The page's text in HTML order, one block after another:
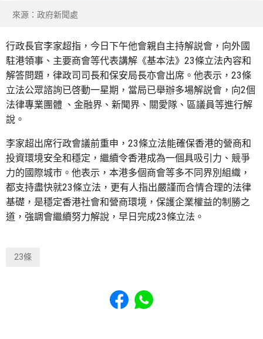
來源：政府新聞處
行政長官李家超指，今日下午他會親自主持解説會，向外國
駐港領事、主要商會等代表講解《基本法》23條立法內容和
解答問題，律政司司長和保安局長亦會出席。他表示，23條
立法公眾諮詢已啓動一星期，當局已舉辦多場解説會，向2個
法律專業團體 、金融界、新聞界、關愛隊、區議員等進行解
說。
李家超出席行政會議前重申，23條立法能確保香港的營商和
投資環境安全和穩定，繼續令香港成為一個具吸引力、競爭
力的國際城市。他表示，本港多個商會等多不同界別組織，
都支持盡快就23條立法，更有人指出嚴謹而合情合理的法律
基礎，是穩定香港社會和營商環境，保護企業權益的制勝之
道，強調會繼續努力解說，早日完成23條立法。
23條
Share to Facebook
Share to WhatsApp